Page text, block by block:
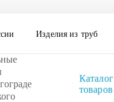
Изделия из труб
Каталог
товаров